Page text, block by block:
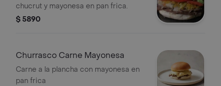
chucrut y mayonesa en pan frica.
$ 5890
Churrasco Carne Mayonesa
Carne a la plancha con mayonesa en
pan frica